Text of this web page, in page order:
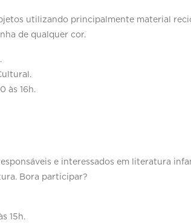
utilizando principalmente material
de qualquer cor.
às 16h.
e interessados em literatura
Bora participar?
15h.